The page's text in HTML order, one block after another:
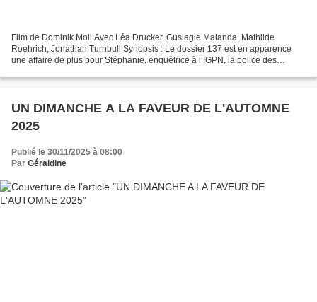
Film de Dominik Moll Avec Léa Drucker, Guslagie Malanda, Mathilde
Roehrich, Jonathan Turnbull Synopsis : Le dossier 137 est en apparence
une affaire de plus pour Stéphanie, enquêtrice à l’IGPN, la police des
UN DIMANCHE A LA FAVEUR DE L'AUTOMNE
2025
Publié le 30/11/2025 à 08:00
Par Géraldine